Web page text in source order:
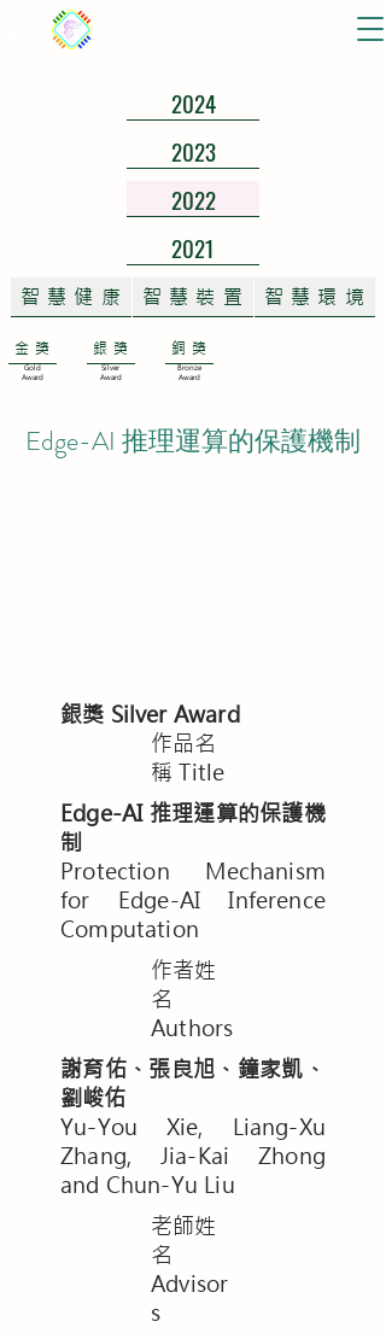
2024
2023
2022
2021
智慧健康 智慧裝置 智慧環境
金獎
Gold
Award
銀獎
Silver
Award
銅獎
Bronze
Award
Edge-AI 推理運算的保護機制
銀獎 Silver Award
​作品名
稱 Title
Edge-AI 推理運算的保護機
制
Protection Mechanism
for Edge-AI Inference
Computation
作者姓
名
Authors
謝育佑、張良旭、鐘家凱、
劉峻佑
Yu-You Xie, Liang-Xu
Zhang, Jia-Kai Zhong
and Chun-Yu Liu
老師姓
名
Advisor
s